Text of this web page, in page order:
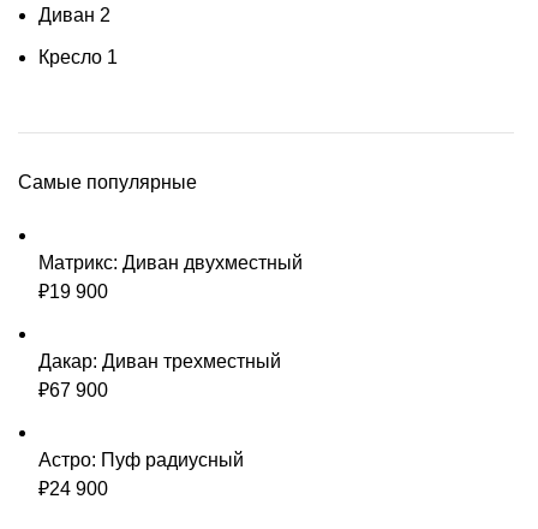
Диван 2
Кресло 1
Самые популярные
Матрикс: Диван двухместный
₽19 900
Дакар: Диван трехместный
₽67 900
Астро: Пуф радиусный
₽24 900